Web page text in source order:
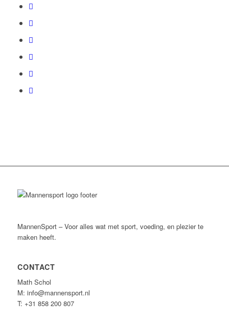
MannenSport – Voor alles wat met sport, voeding, en plezier te
maken heeft.
CONTACT
Math Schol
M: info@mannensport.nl
T: +31 858 200 807